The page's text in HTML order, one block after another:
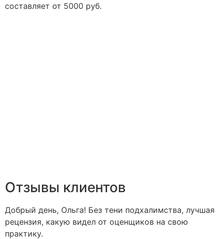
составляет от 5000 руб.
Отзывы клиентов
Добрый день, Ольга! Без тени подхалимства, лучшая
рецензия, какую видел от оценщиков на свою
практику.